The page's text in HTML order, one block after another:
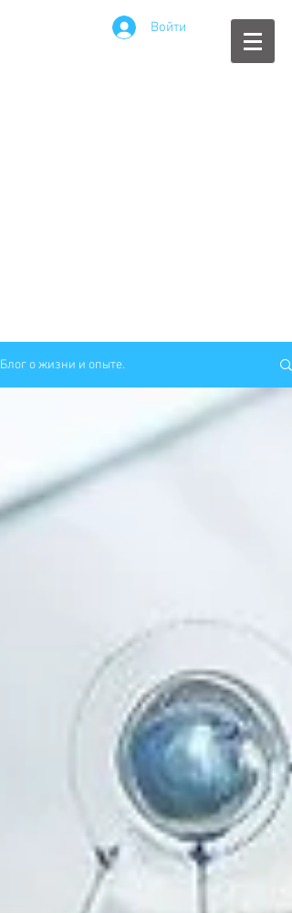
Войти
Блог о жизни и опыте.